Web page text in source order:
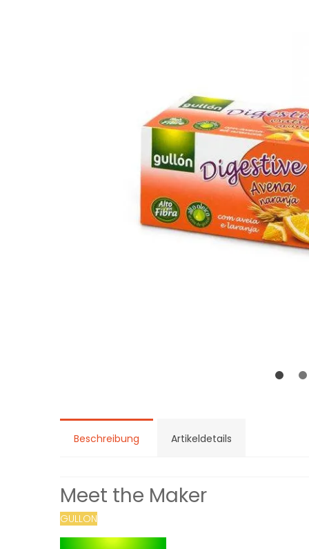
Beschreibung Artikeldetails
Meet the Maker
GULLON